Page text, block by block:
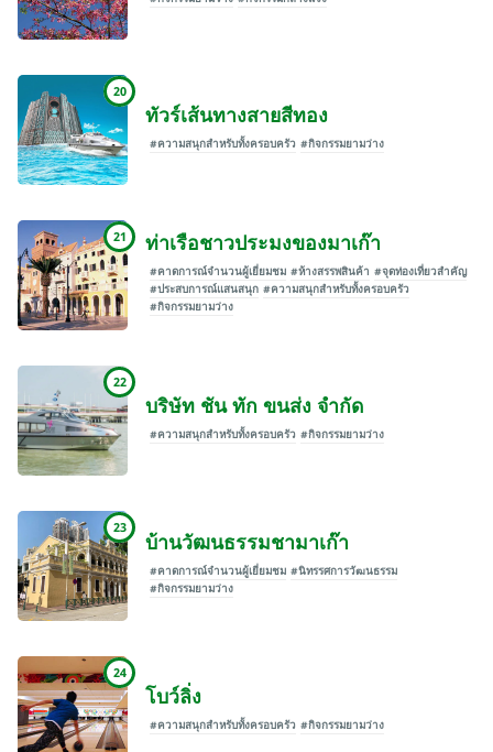
20
ทัวร์เส้นทางสายสีทอง
#ความสนุกสำหรับทั้งครอบครัว #กิจกรรมยามว่าง
21 ท่าเรือชาวประมงของมาเก๊า
#คาดการณ์จำนวนผู้เยี่ยมชม #ห้างสรรพสินค้า #จุดท่องเที่ยวสำคัญ
#ประสบการณ์แสนสนุก #ความสนุกสำหรับทั้งครอบครัว
#กิจกรรมยามว่าง
22
บริษัท ชัน ทัก ขนส่ง จำกัด
#ความสนุกสำหรับทั้งครอบครัว #กิจกรรมยามว่าง
23
บ้านวัฒนธรรมชามาเก๊า
#คาดการณ์จำนวนผู้เยี่ยมชม #นิทรรศการวัฒนธรรม
#กิจกรรมยามว่าง
24
โบว์ลิ่ง
#ความสนุกสำหรับทั้งครอบครัว #กิจกรรมยามว่าง